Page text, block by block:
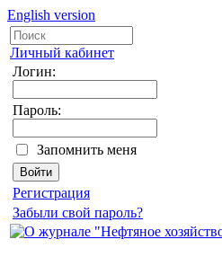
English version
Личный кабинет
Логин:
Пароль:
Запомнить меня
Регистрация
Забыли свой пароль?